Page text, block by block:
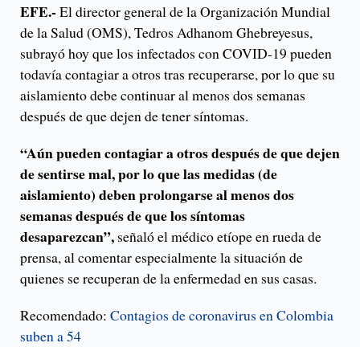
EFE.- El director general de la Organización Mundial
de la Salud (OMS), Tedros Adhanom Ghebreyesus,
subrayó hoy que los infectados con COVID-19 pueden
todavía contagiar a otros tras recuperarse, por lo que su
aislamiento debe continuar al menos dos semanas
después de que dejen de tener síntomas.
“Aún pueden contagiar a otros después de que dejen
de sentirse mal, por lo que las medidas (de
aislamiento) deben prolongarse al menos dos
semanas después de que los síntomas
desaparezcan”, señaló el médico etíope en rueda de
prensa, al comentar especialmente la situación de
quienes se recuperan de la enfermedad en sus casas.
Recomendado: Contagios de coronavirus en Colombia
suben a 54